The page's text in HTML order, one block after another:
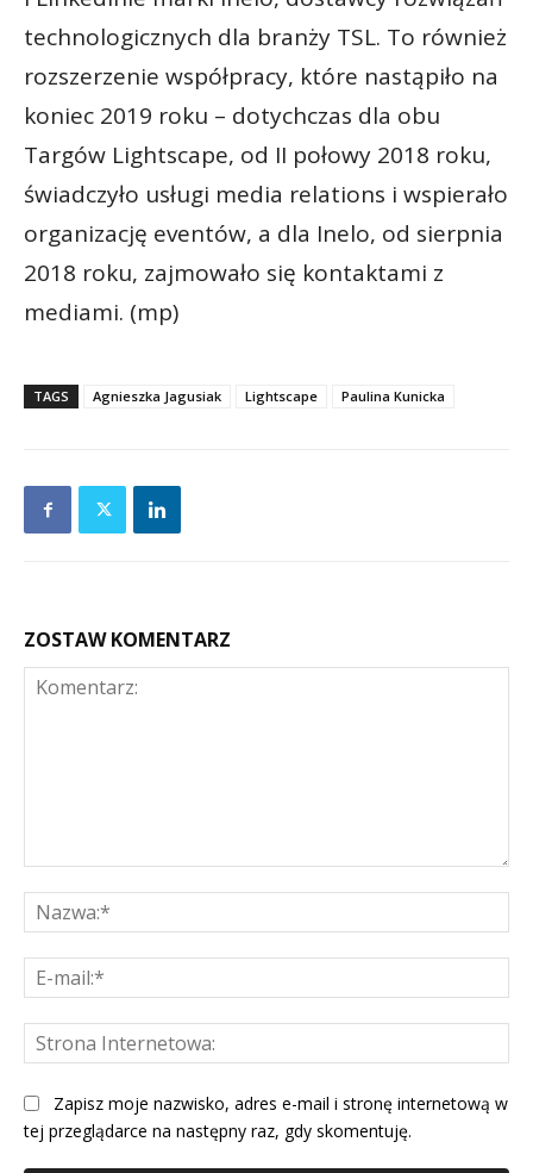
technologicznych dla branży TSL. To również
rozszerzenie współpracy, które nastąpiło na
koniec 2019 roku – dotychczas dla obu
Targów Lightscape, od II połowy 2018 roku,
świadczyło usługi media relations i wspierało
organizację eventów, a dla Inelo, od sierpnia
2018 roku, zajmowało się kontaktami z
mediami. (mp)
TAGS Agnieszka Jagusiak Lightscape Paulina Kunicka
ZOSTAW KOMENTARZ
Zapisz moje nazwisko, adres e-mail i stronę internetową w
tej przeglądarce na następny raz, gdy skomentuję.